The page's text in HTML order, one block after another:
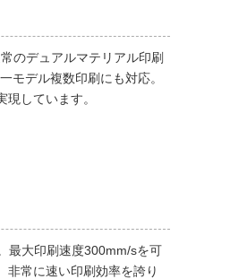
のデュアルマテリアル印刷
モデル複数印刷にも対応。
しています。
最大印刷速度300mm/sを可
常に速い印刷効率を誇り